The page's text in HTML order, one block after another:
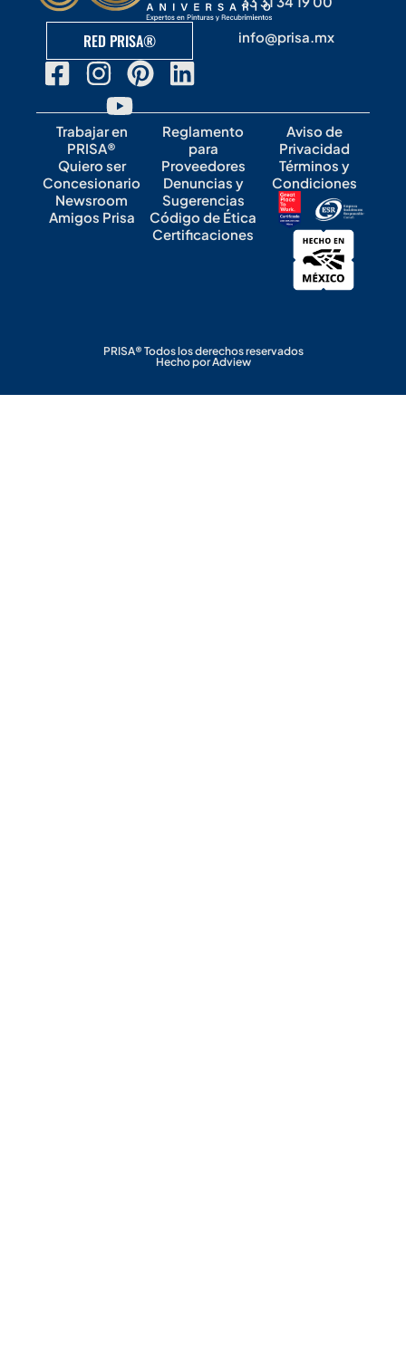
RED PRISA® info@prisa.mx
Trabajar en
PRISA®
Quiero ser
Concesionario
Newsroom
Amigos Prisa
Reglamento
para
Proveedores
Denuncias y
Sugerencias
Código de Ética
Certificaciones
Aviso de
Privacidad
Términos y
Condiciones
PRISA® Todos los derechos reservados
Hecho por Adview